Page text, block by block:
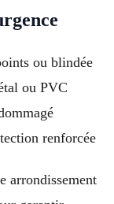
ou blindée
ou PVC
renforcée
arrondissement